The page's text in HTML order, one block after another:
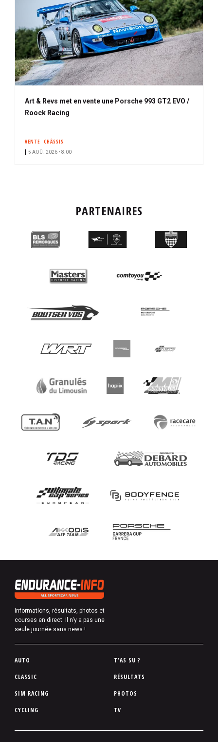
Art & Revs met en vente une Porsche 993 GT2 EVO /
Roock Racing
VENTE CHÂSSIS
5 AOÛ. 2026 • 8:00
PARTENAIRES
Informations, résultats, photos et
courses en direct. Il n'y a pas une
seule journée sans news !
P
d
d
p
AUTO
CLASSIC
SIM RACING
CYCLING
T'AS SU ?
RÉSULTATS
PHOTOS
TV